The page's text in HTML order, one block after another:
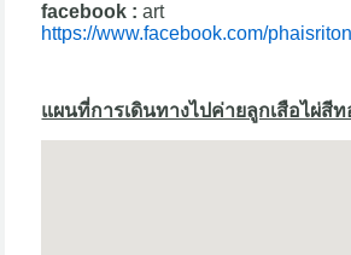
facebook :
https://www.facebook.com/
แผนที่การเดินทางไปค่ายลูกเสือไผ่สี